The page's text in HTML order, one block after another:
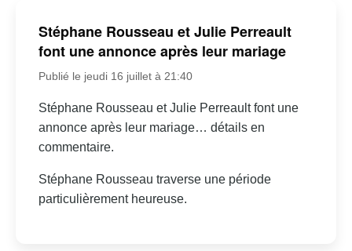
Stéphane Rousseau et Julie Perreault
font une annonce après leur mariage
Publié le jeudi 16 juillet à 21:40
Stéphane Rousseau et Julie Perreault font une
annonce après leur mariage… détails en
commentaire.
Stéphane Rousseau traverse une période
particulièrement heureuse.